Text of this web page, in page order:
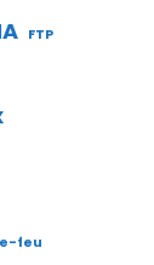
FTP
feu